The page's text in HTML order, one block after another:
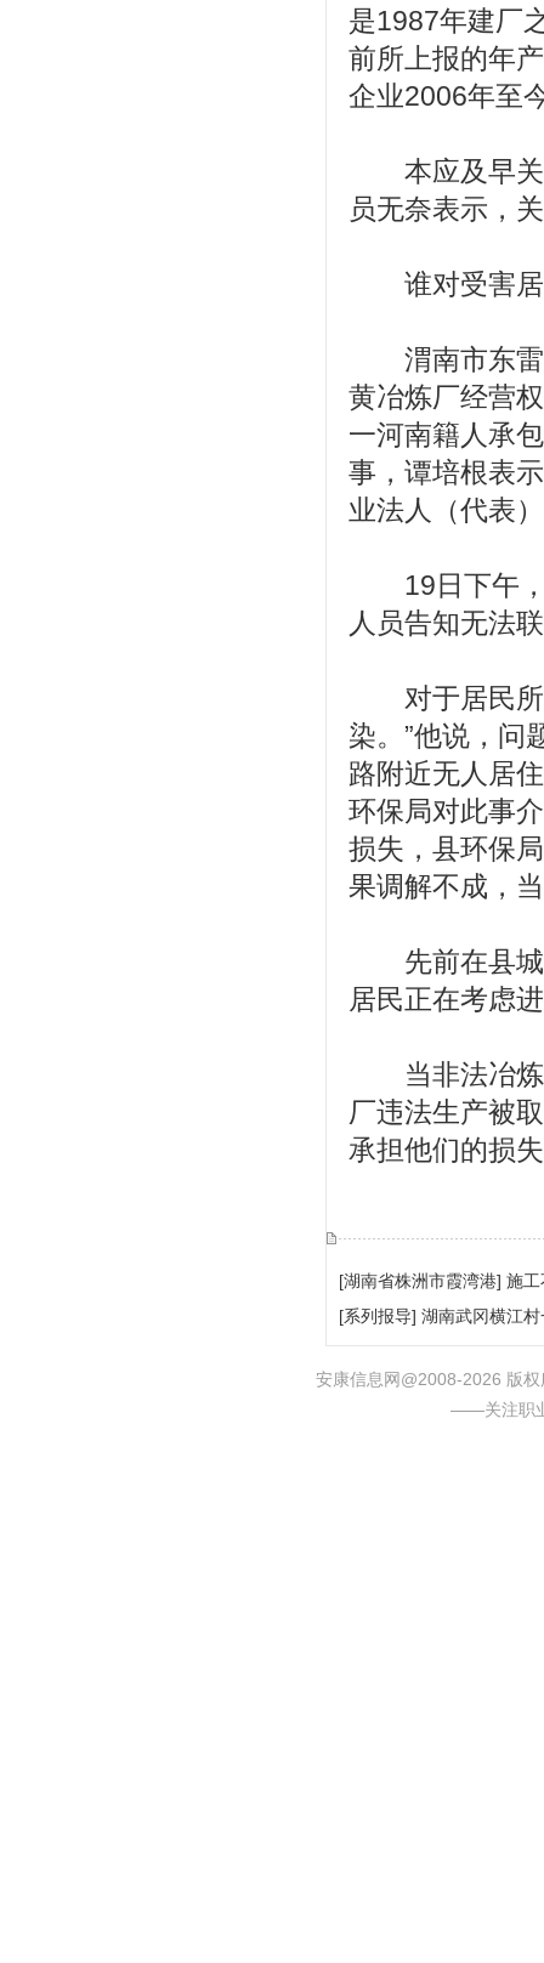
是1987年建厂
前所上报的年
企业2006年至
本应及早关
员无奈表示，
谁对受害居
渭南市东雷
黄冶炼厂经营
一河南籍人承
事，谭培根表
业法人（代表
19日下午，
人员告知无法
对于居民所
染。”他说，问
路附近无人居
环保局对此事
损失，县环保
果调解不成，
先前在县城
居民正在考虑
当非法冶炼
厂违法生产被
承担他们的损
[湖南省株洲市霞湾港] 施
[系列报导] 湖南武冈横江
安康信息网@2008-2026 版
——关注职